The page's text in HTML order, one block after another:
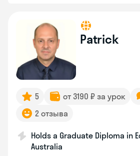
Patrick
5 от 3190 ₽ за урок
2 отзыва
Holds a Graduate Diploma in
Australia